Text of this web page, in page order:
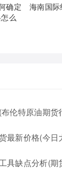
确定
么
海南国
伦特原油期货
价格(今日大豆油
分析(期货金融衍生